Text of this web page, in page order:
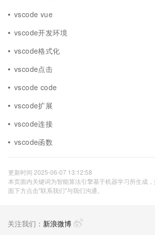
vscode vue
vscode开发环境
vscode格式化
vscode点击
vscode code
vscode扩展
vscode连接
vscode函数
更新时间 2025-06-07 13:12:58
本页面内关键词为智能算法引擎基于机器学习所生成
面下方点击"联系我们"与我们沟通。
关注我们： 新浪微博